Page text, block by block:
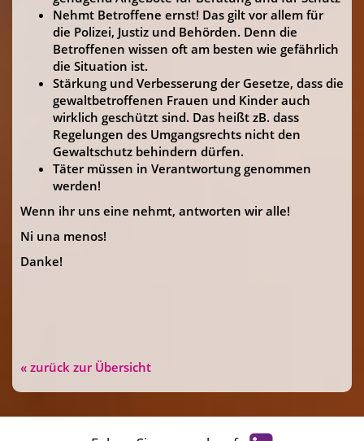
Nehmt Betroffene ernst! Das gilt vor allem für
die Polizei, Justiz und Behörden. Denn die
Betroffenen wissen oft am besten wie gefährlich
die Situation ist.
Stärkung und Verbesserung der Gesetze, dass die
gewaltbetroffenen Frauen und Kinder auch
wirklich geschützt sind. Das heißt zB. dass
Regelungen des Umgangsrechts nicht den
Gewaltschutz behindern dürfen.
Täter müssen in Verantwortung genommen
werden!
Wenn ihr uns eine nehmt, antworten wir alle!
Ni una menos!
Danke!
« zurück zur Übersicht